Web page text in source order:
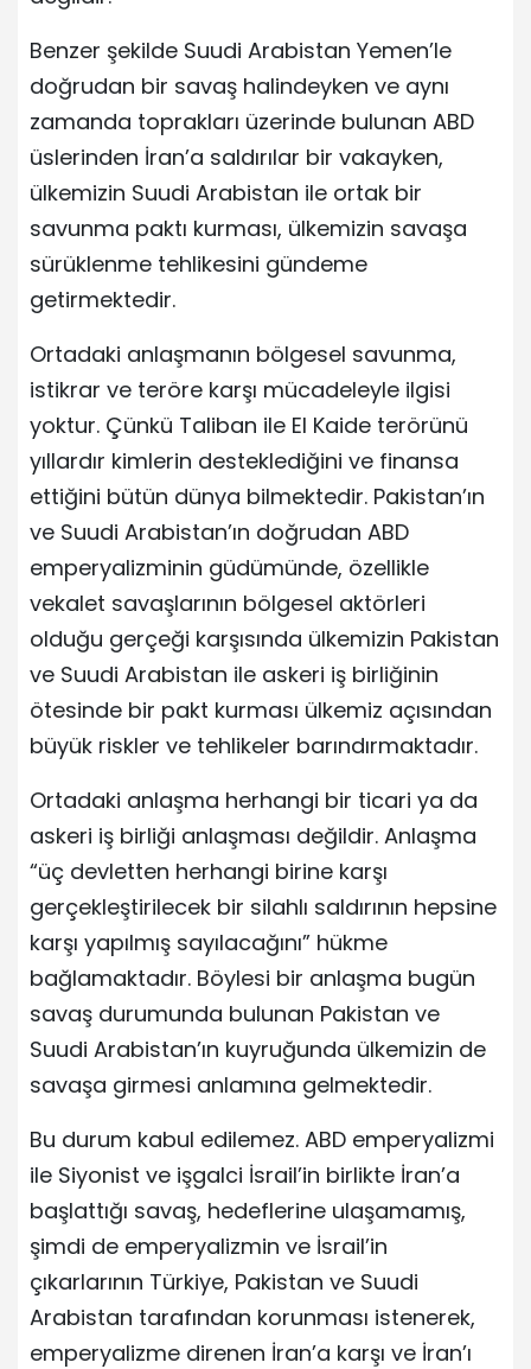
Benzer şekilde Suudi Arabistan Yemen’le
doğrudan bir savaş halindeyken ve aynı
zamanda toprakları üzerinde bulunan ABD
üslerinden İran’a saldırılar bir vakayken,
ülkemizin Suudi Arabistan ile ortak bir
savunma paktı kurması, ülkemizin savaşa
sürüklenme tehlikesini gündeme
getirmektedir.
Ortadaki anlaşmanın bölgesel savunma,
istikrar ve teröre karşı mücadeleyle ilgisi
yoktur. Çünkü Taliban ile El Kaide terörünü
yıllardır kimlerin desteklediğini ve finansa
ettiğini bütün dünya bilmektedir. Pakistan’ın
ve Suudi Arabistan’ın doğrudan ABD
emperyalizminin güdümünde, özellikle
vekalet savaşlarının bölgesel aktörleri
olduğu gerçeği karşısında ülkemizin Pakistan
ve Suudi Arabistan ile askeri iş birliğinin
ötesinde bir pakt kurması ülkemiz açısından
büyük riskler ve tehlikeler barındırmaktadır.
Ortadaki anlaşma herhangi bir ticari ya da
askeri iş birliği anlaşması değildir. Anlaşma
“üç devletten herhangi birine karşı
gerçekleştirilecek bir silahlı saldırının hepsine
karşı yapılmış sayılacağını” hükme
bağlamaktadır. Böylesi bir anlaşma bugün
savaş durumunda bulunan Pakistan ve
Suudi Arabistan’ın kuyruğunda ülkemizin de
savaşa girmesi anlamına gelmektedir.
Bu durum kabul edilemez. ABD emperyalizmi
ile Siyonist ve işgalci İsrail’in birlikte İran’a
başlattığı savaş, hedeflerine ulaşamamış,
şimdi de emperyalizmin ve İsrail’in
çıkarlarının Türkiye, Pakistan ve Suudi
Arabistan tarafından korunması istenerek,
emperyalizme direnen İran’a karşı ve İran’ı